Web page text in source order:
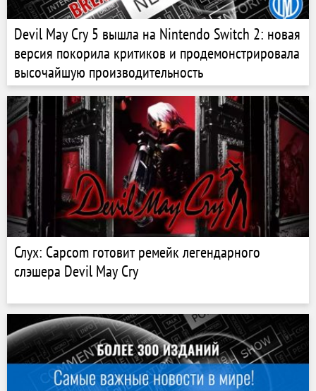
Devil May Cry 5 вышла на Nintendo Switch 2: новая
версия покорила критиков и продемонстрировала
высочайшую производительность
Слух: Capcom готовит ремейк легендарного
слэшера Devil May Cry